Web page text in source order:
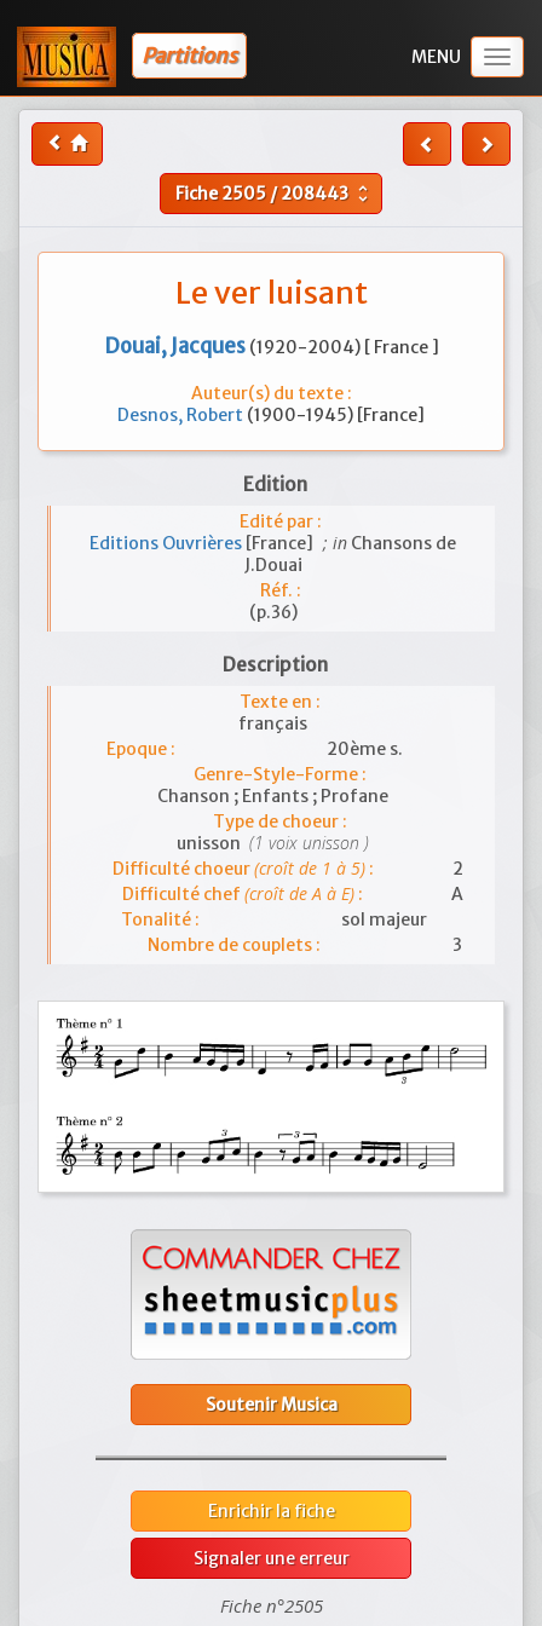
Partitions
Fiche2505 /208443 unfold_more
Le ver luisant
Douai, Jacques (1920-2004) [ France ]
Auteur(s) du texte :
Desnos, Robert (1900-1945) [France]
Edition
Edité par :
Editions Ouvrières [France] ; in Chansons de
J.Douai
Réf. :
(p.36)
Description
Texte en :
français
Epoque :
20ème s.
Genre-Style-Forme :
Chanson ; Enfants ; Profane
Type de choeur :
unisson (1 voix unisson )
Difficulté choeur(croît de 1 à 5):
2
Difficulté chef(croît de A à E) :
A
Tonalité :
sol majeur
Nombre de couplets :
3
Soutenir Musica
Enrichir la fiche
Signaler une erreur
Fiche n°2505